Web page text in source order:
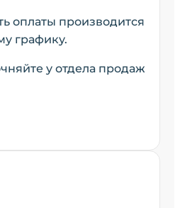
оплаты производится
графику.
у отдела продаж